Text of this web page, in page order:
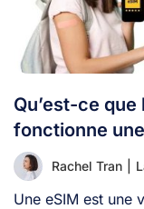
Qu’est-ce que
fonctionne
Rachel Tran
Une eSIM est une